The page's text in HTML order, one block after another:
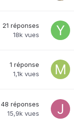
21 réponses
18k vues
1 réponse
1,1k vues
48 réponses
15,9k vues